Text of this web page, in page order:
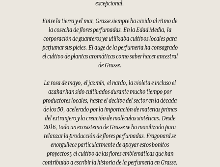
excepcional.
Entre la tierra y el mar, Grasse siempre ha vivido al ritmo de
la cosecha de flores perfumadas. En la Edad Media, la
corporación de guanteros ya utilizaba cultivos locales para
perfumar sus pieles. El auge de la perfumería ha consagrado
el cultivo de plantas aromáticas como saber hacer ancestral
de Grasse.
La rosa de mayo, el jazmín, el nardo, la violeta e incluso el
azahar han sido cultivados durante mucho tiempo por
productores locales, hasta el declive del sector en la década
de los 50, acelerado por la importación de materias primas
del extranjero y la creación de moléculas sintéticas. Desde
2016, todo un ecosistema de Grasse se ha movilizado para
relanzar la producción de flores perfumadas. Fragonard se
enorgullece particularmente de apoyar estos bonitos
proyectos y el cultivo de las flores emblemáticas que han
contribuido a escribir la historia de la perfumería en Grasse.